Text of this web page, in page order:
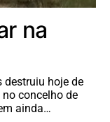
na
destruiu hoje de
concelho de
ainda…